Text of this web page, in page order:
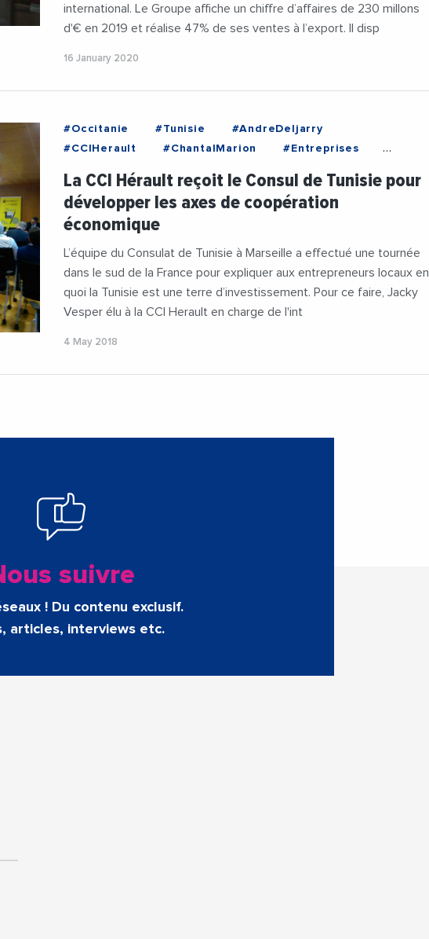
international. Le Groupe affiche un chiffre d’affaires de 230 millons
d'€ en 2019 et réalise 47% de ses ventes à l’export. Il disp
16 January 2020
#Occitanie #Tunisie
#AndreDeljarry
#CCIHerault
#ChantalMarion
#Entreprises
La CCI Hérault reçoit le Consul de Tunisie pour
développer les axes de coopération
économique
L’équipe du Consulat de Tunisie à Marseille a effectué une tournée
dans le sud de la France pour expliquer aux entrepreneurs locaux en
quoi la Tunisie est une terre d’investissement. Pour ce faire, Jacky
Vesper élu à la CCI Herault en charge de l'int
4 May 2018
suivre
! Du contenu exclusif.
articles, interviews etc.